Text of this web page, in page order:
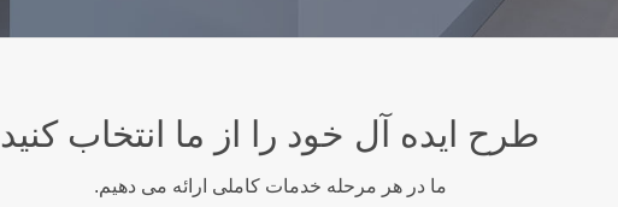
طرح ایده آل خود را از ما انتخاب کنید
ما در هر مرحله خدمات کاملی ارائه می دهیم.